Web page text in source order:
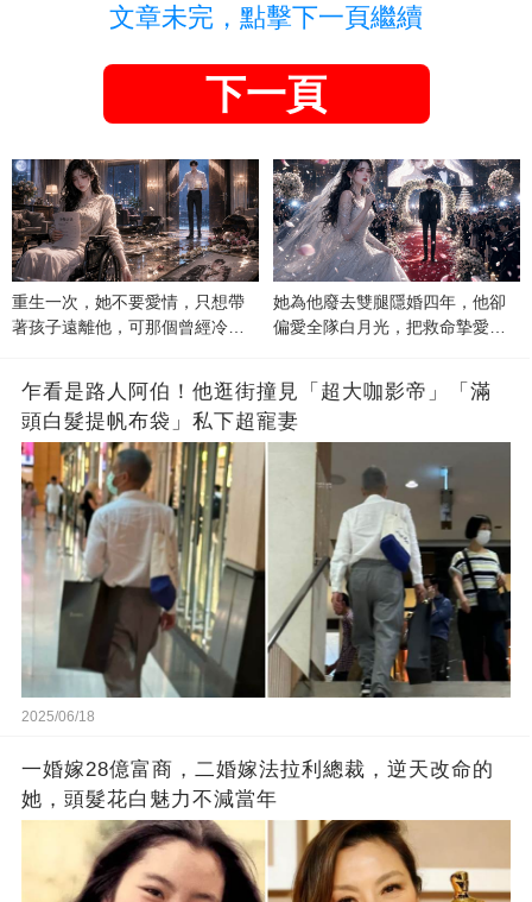
文章未完，點擊下一頁繼續
下一頁
重生一次，她不要愛情，只想帶
著孩子遠離他，可那個曾經冷漠
她為他廢去雙腿隱婚四年，他卻
偏愛全隊白月光，把救命摯愛當
乍看是路人阿伯！他逛街撞見「超大咖影帝」「滿
頭白髮提帆布袋」私下超寵妻
2025/06/18
一婚嫁28億富商，二婚嫁法拉利總裁，逆天改命的
她，頭髮花白魅力不減當年